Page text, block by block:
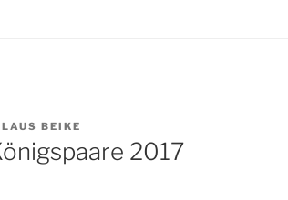
BEIKE
2017